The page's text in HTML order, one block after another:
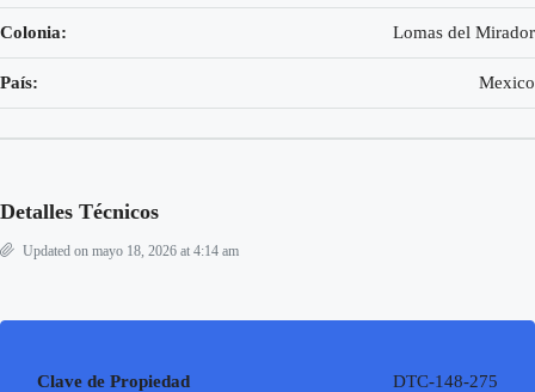
Colonia: Lomas del Mirador
País: Mexico
Detalles Técnicos
Updated on mayo 18, 2026 at 4:14 am
Clave de Propiedad DTC-148-275